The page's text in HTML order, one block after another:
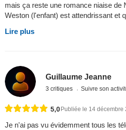
mais ça reste une romance niaise de
Weston (l'enfant) est attendrissant et
Lire plus
Guillaume Jeanne
3 critiques Suivre son
5,0 Publiée le 14 décembre
Je n'ai pas vu évidemment tous les